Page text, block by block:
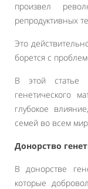
произвел
репродуктивных
Это
борется с
В этой статье
генетического
глубокое
семей во всем
Донорство
В донорстве
которые